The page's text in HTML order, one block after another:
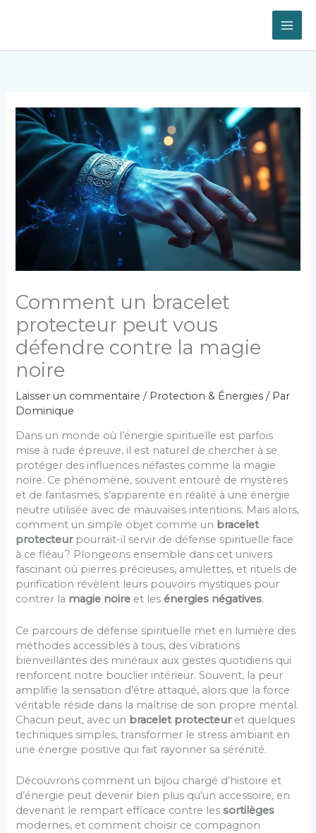
Comment un bracelet
protecteur peut vous
défendre contre la magie
noire
Laisser un commentaire / Protection & Énergies / Par
Dominique
Dans un monde où l’énergie spirituelle est parfois
mise à rude épreuve, il est naturel de chercher à se
protéger des influences néfastes comme la magie
noire. Ce phénomène, souvent entouré de mystères
et de fantasmes, s’apparente en réalité à une énergie
neutre utilisée avec de mauvaises intentions. Mais alors,
comment un simple objet comme un bracelet
protecteurpourrait-il servir de défense spirituelle face
à ce fléau ? Plongeons ensemble dans cet univers
fascinant où pierres précieuses, amulettes, et rituels de
purification révèlent leurs pouvoirs mystiques pour
contrer la magie noire et lesénergies négatives.
Ce parcours de défense spirituelle met en lumière des
méthodes accessibles à tous, des vibrations
bienveillantes des minéraux aux gestes quotidiens qui
renforcent notre bouclier intérieur. Souvent, la peur
amplifie la sensation d’être attaqué, alors que la force
véritable réside dans la maîtrise de son propre mental.
Chacun peut, avec un bracelet protecteuret quelques
techniques simples, transformer le stress ambiant en
une énergie positive qui fait rayonner sa sérénité.
Découvrons comment un bijou chargé d’histoire et
d’énergie peut devenir bien plus qu’un accessoire, en
devenant le rempart efficace contre lessortilèges
modernes, et comment choisir ce compagnon